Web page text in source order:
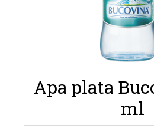
Apa plata
ml